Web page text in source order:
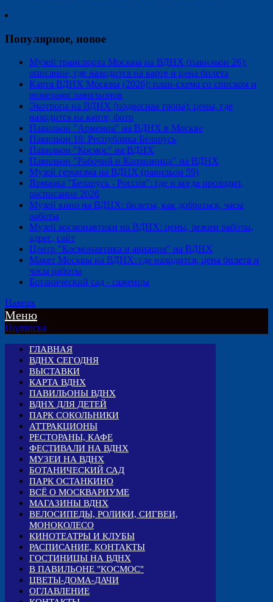
Популярное, новое
Музей транспорта Москвы на ВДНХ (павильон 26):
описание, где находится на карте и цена билета
Карта ВДНХ Москвы (2026): план-схема со списком и
номерами павильонов
Экотропа на ВДНХ (подвесная тропа): цены, где
находится на карте, фото
Павильон "Армения" на ВДНХ в Москве
Павильон 18: Республика Беларусь
Павильон "Космос" на ВДНХ
Павильон "Рабочий и Колхозница" на ВДНХ
Музей героизма на ВДНХ (павильон 59)
Ярмарка "Беларусь - Россия": где и когда проходит,
расписание 2026
Музей кино на ВДНХ: билеты, как добраться, часы
работы
Музей космонавтики на ВДНХ: цены, режим работы,
адрес, сайт
Центр "Космонавтика и авиация" на ВДНХ
Макет Москвы на ВДНХ: где находится, цена билета и
часы работы
Ботанический сад - саженцы
Наверх
Меню
Подписка
ГЛАВНАЯ
ВДНХ СЕГОДНЯ
ВЫСТАВКИ
КАРТА ВДНХ
ПАВИЛЬОНЫ ВДНХ
ВДНХ ДЛЯ ДЕТЕЙ
ПАРК СОКОЛЬНИКИ
АТТРАКЦИОНЫ
РЕСТОРАНЫ, КАФЕ
ФЕСТИВАЛИ НА ВДНХ
МУЗЕИ НА ВДНХ
БОТАНИЧЕСКИЙ САД
ПАРК ОСТАНКИНО
ВСЁ О МОСКВАРИУМЕ
МАГАЗИНЫ ВДНХ
ВЕЛОСИПЕДЫ, РОЛИКИ, СИГВЕИ,
МОНОКОЛЕСО
КИНОТЕАТРЫ И КЛУБЫ
РАСПИСАНИЕ, КОНТАКТЫ
ГОСТИНИЦЫ НА ВДНХ
В ПАВИЛЬОНЕ "КОСМОС"
ЦВЕТЫ-ДОМА-ДАЧИ
ОГЛАВЛЕНИЕ